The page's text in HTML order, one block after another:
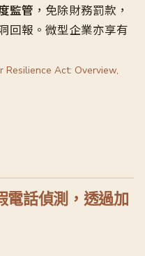
監管 ，免除財務罰款，
回報。微型企業亦享有
Act: Overview,
話偵測，透過加